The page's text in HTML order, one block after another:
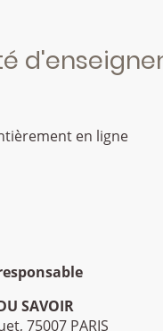
en ligne
SAVOIR
75007 PARIS